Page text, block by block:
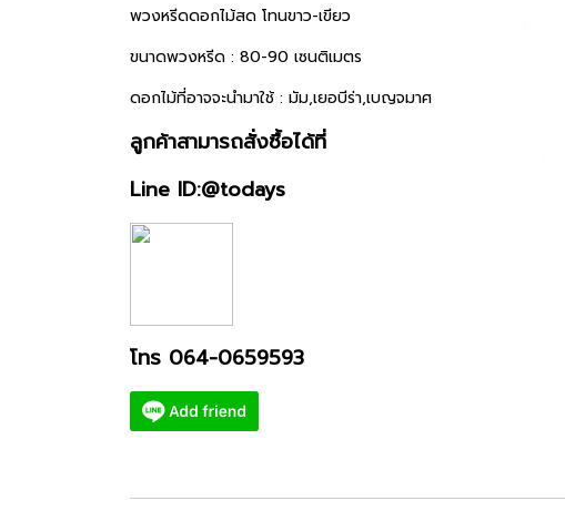
พวงหรีดดอกไม้สด โทนขาว-เขียว
ขนาดพวงหรีด : 80-90 เซนติเมตร
ดอกไม้ที่อาจจะนำมาใช้ : มัม,เยอบีร่า,เบญจมาศ
ลูกค้าสามารถสั่งซื้อได้ที่
Line ID:@todays
โทร 064-0659593